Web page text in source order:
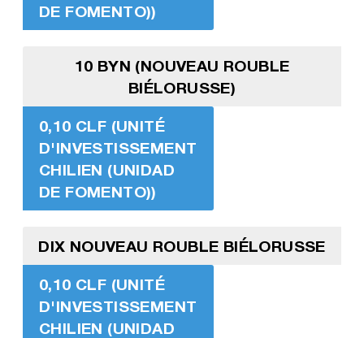
DE FOMENTO))
10 BYN (NOUVEAU ROUBLE
BIÉLORUSSE)
0,10 CLF (UNITÉ
D'INVESTISSEMENT
CHILIEN (UNIDAD
DE FOMENTO))
DIX NOUVEAU ROUBLE BIÉLORUSSE
0,10 CLF (UNITÉ
D'INVESTISSEMENT
CHILIEN (UNIDAD